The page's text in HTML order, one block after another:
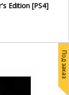
Edition [PS4]
Под заказ